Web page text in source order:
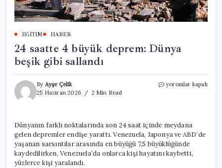
EĞITIM HABER
24 saatte 4 büyük deprem: Dünya
beşik gibi sallandı
By Ayşe Çelik
25 Haziran 2026
2 Min Read
24
Dünya
beşik
gibi
sallandı
yorumlar kapalı
Dünyanın farklı noktalarında son 24 saat içinde meydana
gelen depremler endişe yarattı. Venezuela, Japonya ve ABD’de
yaşanan sarsıntılar arasında en büyüğü 7,5 büyüklüğünde
kaydedilirken, Venezuela’da onlarca kişi hayatını kaybetti,
yüzlerce kişi yaralandı.